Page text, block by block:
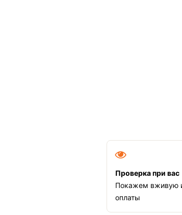
Проверка при вас
Покажем вживую
оплаты